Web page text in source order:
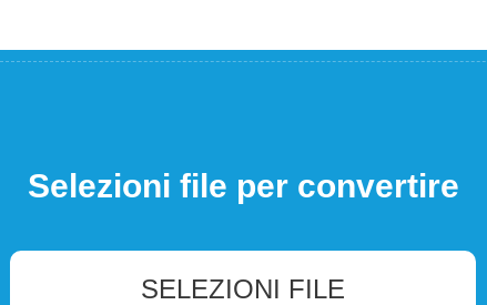
Selezioni file per convertire
SELEZIONI FILE